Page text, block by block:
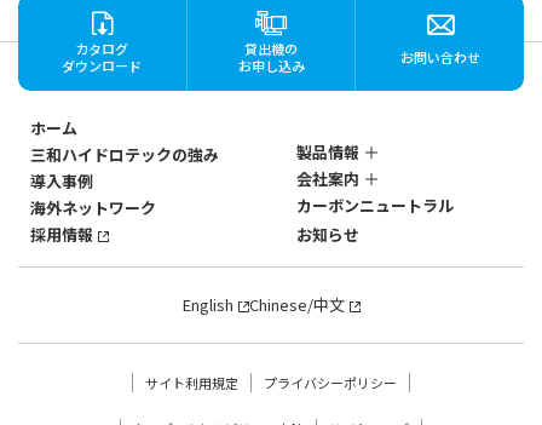
カタログ
ダウンロード
貸出機の
お申し込み
お問い合わせ
ホーム
三和ハイドロテックの強み
製品情報
ステンレス製
マグネットポンプ
SANWAのマグネットポン
3つの強み
SANWAのマグネットポン
プ
強みの深層
流量・揚程で探す
導入事例
会社案内
会社概要
社歴・沿革
海外ネットワーク
カーボンニュートラル
採用情報
お知らせ
English Chinese/中文
サイト利用規定 プライバシーポリシー